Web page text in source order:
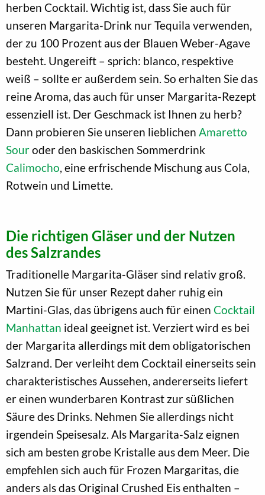
herben Cocktail. Wichtig ist, dass Sie auch für
unseren Margarita-Drink nur Tequila verwenden,
der zu 100 Prozent aus der Blauen Weber-Agave
besteht. Ungereift – sprich: blanco, respektive
weiß – sollte er außerdem sein. So erhalten Sie das
reine Aroma, das auch für unser Margarita-Rezept
essenziell ist. Der Geschmack ist Ihnen zu herb?
Dann probieren Sie unseren lieblichen Amaretto
Souroder den baskischen Sommerdrink
Calimocho, eine erfrischende Mischung aus Cola,
Rotwein und Limette.
Die richtigen Gläser und der Nutzen
des Salzrandes
Traditionelle Margarita-Gläser sind relativ groß.
Nutzen Sie für unser Rezept daher ruhig ein
Martini-Glas, das übrigens auch für einen Cocktail
Manhattan ideal geeignet ist. Verziert wird es bei
der Margarita allerdings mit dem obligatorischen
Salzrand. Der verleiht dem Cocktail einerseits sein
charakteristisches Aussehen, andererseits liefert
er einen wunderbaren Kontrast zur süßlichen
Säure des Drinks. Nehmen Sie allerdings nicht
irgendein Speisesalz. Als Margarita-Salz eignen
sich am besten grobe Kristalle aus dem Meer. Die
empfehlen sich auch für Frozen Margaritas, die
anders als das Original Crushed Eis enthalten –